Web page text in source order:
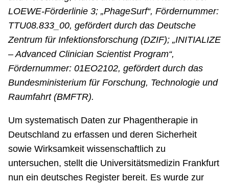
LOEWE-Förderlinie 3; „PhageSurf“, Fördernummer:
TTU08.833_00, gefördert durch das Deutsche
Zentrum für Infektionsforschung (DZIF); „INITIALIZE
– Advanced Clinician Scientist Program“,
Fördernummer: 01EO2102, gefördert durch das
Bundesministerium für Forschung, Technologie und
Raumfahrt (BMFTR).
Um systematisch Daten zur Phagentherapie in
Deutschland zu erfassen und deren Sicherheit
sowie Wirksamkeit wissenschaftlich zu
untersuchen, stellt die Universitätsmedizin Frankfurt
nun ein deutsches Register bereit. Es wurde zur